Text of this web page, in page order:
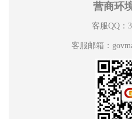
营商环
客服QQ：
客服邮箱：